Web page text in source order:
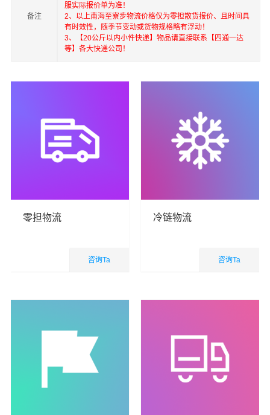
备注
服实际报价单为准！
2、以上南海至寮步物流价格仅为零担散货报价、且时间具
有时效性，随季节变动或货物规格略有浮动！
3、【20公斤以内小件快递】物品请直接联系【四通一达
等】各大快递公司！
零担物流
咨询Ta
冷链物流
咨询Ta